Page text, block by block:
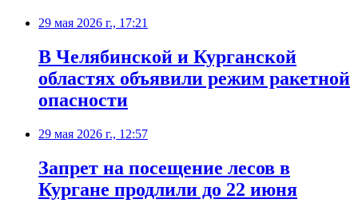
29 мая 2026 г., 17:21
В Челябинской и Курганской
областях объявили режим ракетной
опасности
29 мая 2026 г., 12:57
Запрет на посещение лесов в
Кургане продлили до 22 июня